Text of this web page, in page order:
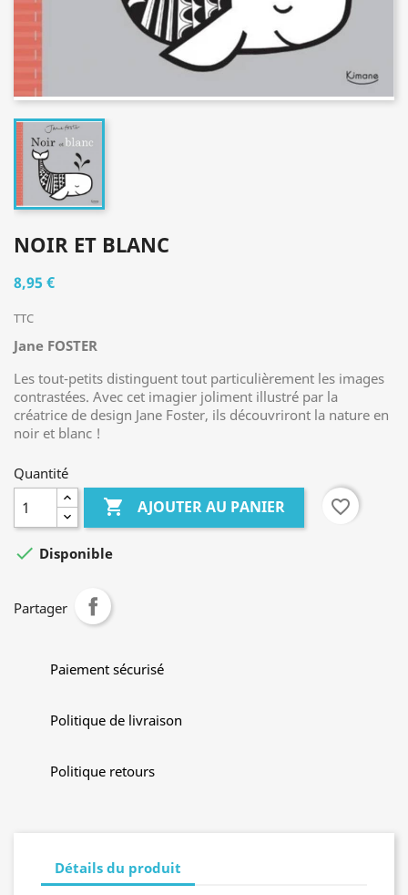
NOIR ET BLANC
8,95 €
TTC
Jane FOSTER
Les tout-petits distinguent tout particulièrement les images
contrastées. Avec cet imagier joliment illustré par la
créatrice de design Jane Foster, ils découvriront la nature en
noir et blanc !
Quantité
 AJOUTER AU PANIER favorite_border
 Disponible
Partager
Paiement sécurisé
Politique de livraison
Politique retours
Détails du produit